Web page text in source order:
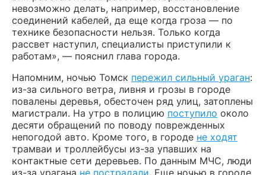
невозможно делать, например, восстановление
соединений кабелей, да еще когда гроза — по
технике безопасности нельзя. Только когда
рассвет наступил, специалисты приступили к
работам», — пояснил глава города.
Напомним, ночью Томск пережил сильный ураган:
из-за сильного ветра, ливня и грозы в городе
повалены деревья, обесточен ряд улиц, затоплены
магистрали. На утро в полицию поступило около
десяти обращений по поводу поврежденных
непогодой авто. Кроме того, в городе не ходят
трамваи и троллейбусы из-за упавших на
контактные сети деревьев. По данным МЧС, люди
из-за урагана не пострадали. Еще ночью в городе